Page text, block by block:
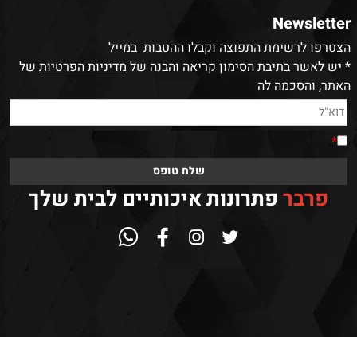
Newsletter
הצטרפו לרשימת התפוצה וקבלו ההטבות במייל
* יש לאשר בתיבת הסימון קריאה והבנה של מדיניות הפרטיות של
האתר, והסכמה לה
*
פרברפתרונות איכותיים לבית שלך